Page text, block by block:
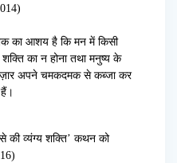
का आशय है कि मन में किसी
का न होना तथा मनुष्य के
अपने चमकदमक से कब्जा कर
की व्यंग्य शक्ति’ कथन को